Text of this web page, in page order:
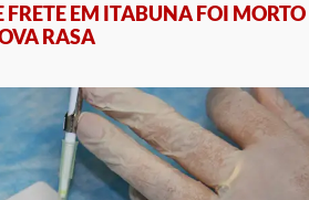
FRETE EM ITABUNA FOI MORTO
RASA